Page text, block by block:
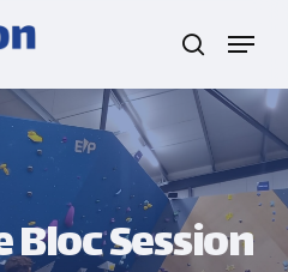
search
Menu
Session
Menu